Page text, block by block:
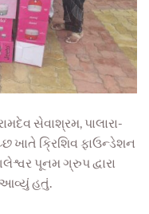
સેવાશ્રમ, પાલારા-
ખાતે ક્રિશિવ ફાઉન્ડેશન
પૂનમ ગ્રુપ દ્વારા
આવ્યું હતું.